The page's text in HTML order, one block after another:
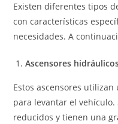
Existen diferentes tipos
con características
necesidades. A
Ascensores
Estos ascensores
para levantar el vehículo.
reducidos y tienen una